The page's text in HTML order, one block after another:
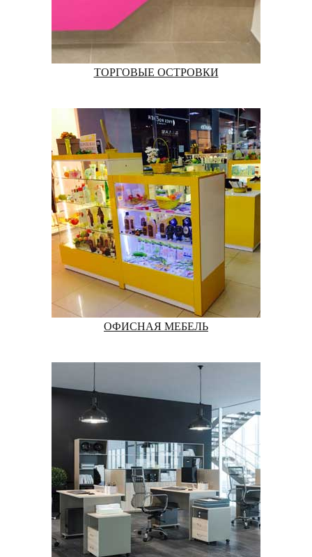
ТОРГОВЫЕ ОСТРОВКИ
ОФИСНАЯ МЕБЕЛЬ